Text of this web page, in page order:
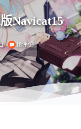
Navicat15
18评论